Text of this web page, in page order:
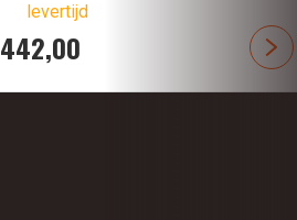
levertijd
442,00